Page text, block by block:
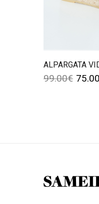
ALPARGATA
99.00€ 75.00